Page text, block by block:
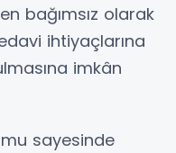
bağımsız olarak
ihtiyaçlarına
imkân
sayesinde